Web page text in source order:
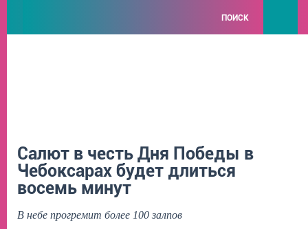
ПОИСК
Салют в честь Дня Победы в
Чебоксарах будет длиться
восемь минут
В небе прогремит более 100 залпов